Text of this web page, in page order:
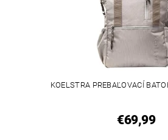
KOELSTRA PREBAĽOVACÍ
€69,99